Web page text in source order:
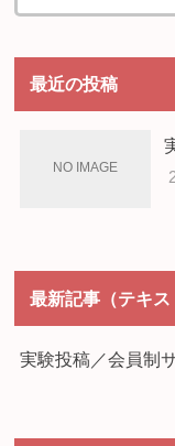
最近の投稿
最新記事（テキス
実験投稿／会員制